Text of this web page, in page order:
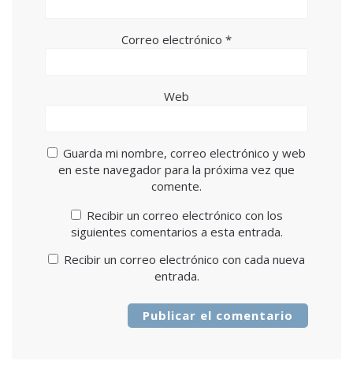
Correo electrónico *
Web
Guarda mi nombre, correo electrónico y web
en este navegador para la próxima vez que
comente.
Recibir un correo electrónico con los
siguientes comentarios a esta entrada.
Recibir un correo electrónico con cada nueva
entrada.